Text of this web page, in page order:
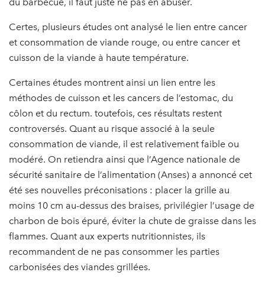
Certes, plusieurs études ont analysé le lien entre cancer
et consommation de viande rouge, ou entre cancer et
cuisson de la viande à haute température.
Certaines études montrent ainsi un lien entre les
méthodes de cuisson et les cancers de l’estomac, du
côlon et du rectum. toutefois, ces résultats restent
controversés. Quant au risque associé à la seule
consommation de viande, il est relativement faible ou
modéré. On retiendra ainsi que l’Agence nationale de
sécurité sanitaire de l’alimentation (Anses) a annoncé cet
été ses nouvelles préconisations : placer la grille au
moins 10 cm au-dessus des braises, privilégier l’usage de
charbon de bois épuré, éviter la chute de graisse dans les
flammes. Quant aux experts nutritionnistes, ils
recommandent de ne pas consommer les parties
carbonisées des viandes grillées.